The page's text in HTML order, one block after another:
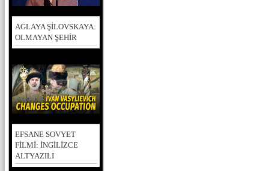
AGLAYA ŞİLOVSKAYA:
OLMAYAN ŞEHİR
EFSANE SOVYET
FİLMİ: İNGİLİZCE
ALTYAZILI